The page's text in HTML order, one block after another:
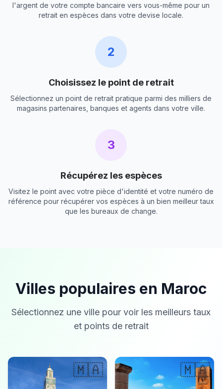
l'argent de votre compte bancaire vers vous-même pour un
retrait en espèces dans votre devise locale.
2
Choisissez le point de retrait
Sélectionnez un point de retrait pratique parmi des milliers de
magasins partenaires, banques et agents dans votre ville.
3
Récupérez les espèces
Visitez le point avec votre pièce d'identité et votre numéro de
référence pour récupérer vos espèces à un bien meilleur taux
que les bureaux de change.
Villes populaires en Maroc
Sélectionnez une ville pour voir les meilleurs taux
et points de retrait
🇲🇦 🇲🇦